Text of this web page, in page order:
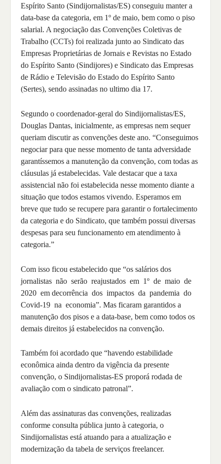
Espírito Santo (Sindijornalistas/ES) conseguiu manter a
data-base da categoria, em 1º de maio, bem como o piso
salarial. A negociação das Convenções Coletivas de
Trabalho (CCTs) foi realizada junto ao Sindicato das
Empresas Proprietárias de Jornais e Revistas no Estado
do Espírito Santo (Sindijores) e Sindicato das Empresas
de Rádio e Televisão do Estado do Espírito Santo
(Sertes), sendo assinadas no ultimo dia 17.
Segundo o coordenador-geral do Sindijornalistas/ES,
Douglas Dantas, inicialmente, as empresas nem sequer
queriam discutir as convenções deste ano. “Conseguimos
negociar para que nesse momento de tanta adversidade
garantíssemos a manutenção da convenção, com todas as
cláusulas já estabelecidas. Vale destacar que a taxa
assistencial não foi estabelecida nesse momento diante a
situação que todos estamos vivendo. Esperamos em
breve que tudo se recupere para garantir o fortalecimento
da categoria e do Sindicato, que também possui diversas
despesas para seu funcionamento em atendimento à
categoria.”
Com isso ficou estabelecido que “os salários dos
jornalistas não serão reajustados em 1º de maio de
2020 em decorrência dos impactos da pandemia do
Covid-19 na economia”. Mas ficaram garantidos a
manutenção dos pisos e a data-base, bem como todos os
demais direitos já estabelecidos na convenção.
Também foi acordado que “havendo estabilidade
econômica ainda dentro da vigência da presente
convenção, o Sindijornalistas-ES proporá rodada de
avaliação com o sindicato patronal”.
Além das assinaturas das convenções, realizadas
conforme consulta pública junto à categoria, o
Sindijornalistas está atuando para a atualização e
modernização da tabela de serviços freelancer.